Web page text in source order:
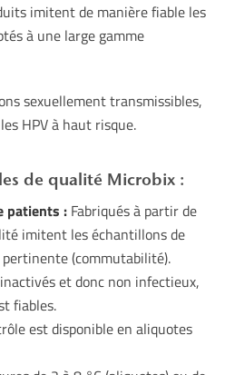
imitent de manière fiable les
à une large gamme
sexuellement transmissibles,
HPV à haut risque.
de qualité Microbix :
patients : Fabriqués à partir de
imitent les échantillons de
(commutabilité).
et donc non infectieux,
fiables.
est disponible en aliquotes